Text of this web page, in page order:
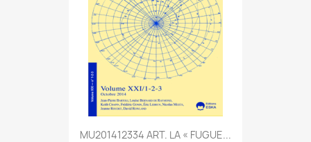
MU201412334 ART. LA « FUGUE...